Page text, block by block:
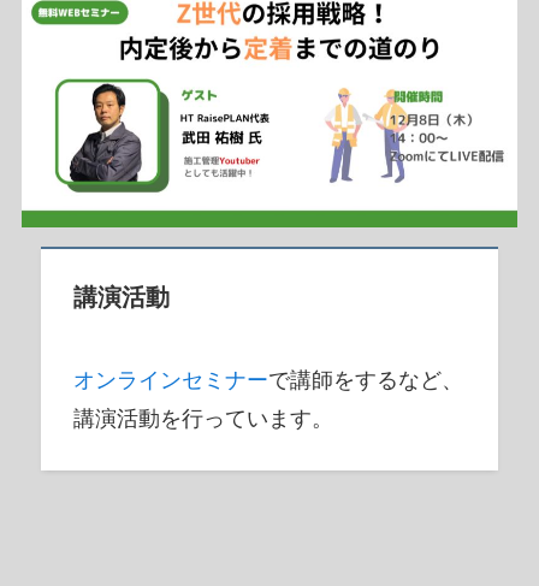
講演活動
オンラインセミナーで講師をするなど、
講演活動を行っています。